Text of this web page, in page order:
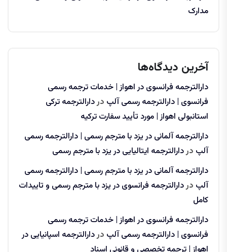
مدارک
آخرین دیدگاه‌ها
دارالترجمه فرانسوی در اهواز | خدمات ترجمه رسمی
فرانسوی | دارالترجمه رسمی آلپ دردارالترجمه ترکی
استانبولی اهواز | مورد تأیید سفارت ترکیه
دارالترجمه آلمانی در یزد با مترجم رسمی | دارالترجمه رسمی
آلپ دردارالترجمه ایتالیایی در یزد با مترجم رسمی
دارالترجمه آلمانی در یزد با مترجم رسمی | دارالترجمه رسمی
آلپ دردارالترجمه فرانسوی در یزد با مترجم رسمی و تاییدات
کامل
دارالترجمه فرانسوی در اهواز | خدمات ترجمه رسمی
فرانسوی | دارالترجمه رسمی آلپ دردارالترجمه اسپانیایی در